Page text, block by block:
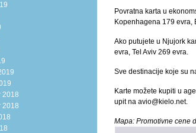
Povratna karta u
Kopenhagena 179 evra,
Ako putujete u Njujork
evra, Tel Aviv 269 evra.
Sve destinacije koje su
Karte možete kupiti u
upit na avio@kielo.net.
Mapa: Promotivne cene
2018
2018